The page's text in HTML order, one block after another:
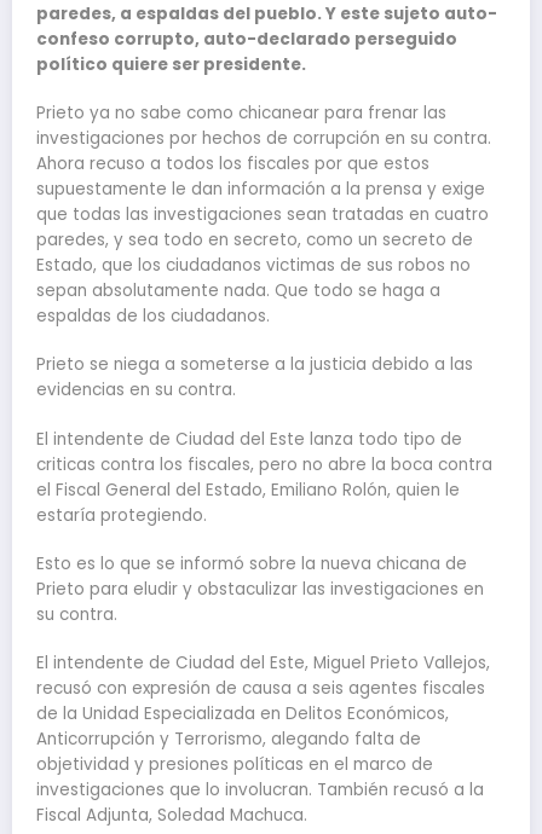
paredes, a espaldas del pueblo. Y este sujeto auto-
confeso corrupto, auto-declarado perseguido
político quiere ser presidente.
Prieto ya no sabe como chicanear para frenar las
investigaciones por hechos de corrupción en su contra.
Ahora recuso a todos los fiscales por que estos
supuestamente le dan información a la prensa y exige
que todas las investigaciones sean tratadas en cuatro
paredes, y sea todo en secreto, como un secreto de
Estado, que los ciudadanos victimas de sus robos no
sepan absolutamente nada. Que todo se haga a
espaldas de los ciudadanos.
Prieto se niega a someterse a la justicia debido a las
evidencias en su contra.
El intendente de Ciudad del Este lanza todo tipo de
criticas contra los fiscales, pero no abre la boca contra
el Fiscal General del Estado, Emiliano Rolón, quien le
estaría protegiendo.
Esto es lo que se informó sobre la nueva chicana de
Prieto para eludir y obstaculizar las investigaciones en
su contra.
El intendente de Ciudad del Este, Miguel Prieto Vallejos,
recusó con expresión de causa a seis agentes fiscales
de la Unidad Especializada en Delitos Económicos,
Anticorrupción y Terrorismo, alegando falta de
objetividad y presiones políticas en el marco de
investigaciones que lo involucran. También recusó a la
Fiscal Adjunta, Soledad Machuca.